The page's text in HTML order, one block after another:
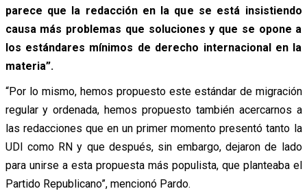
parece que la redacción en la que se está insistiendo
causa más problemas que soluciones y que se opone a
los estándares mínimos de derecho internacional en la
materia”.
“Por lo mismo, hemos propuesto este estándar de migración
regular y ordenada, hemos propuesto también acercarnos a
las redacciones que en un primer momento presentó tanto la
UDI como RN y que después, sin embargo, dejaron de lado
para unirse a esta propuesta más populista, que planteaba el
Partido Republicano”, mencionó Pardo.